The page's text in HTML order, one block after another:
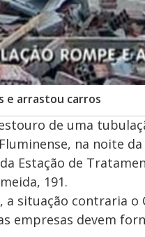
e arrastou carros
de uma
na noite
Estação de
191.
situação contraria o
empresas devem